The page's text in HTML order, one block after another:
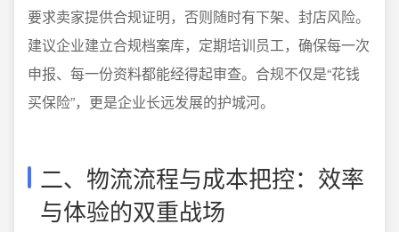
要求卖家提供合规证明，否则随时有下架、封店风险。
建议企业建立合规档案库，定期培训员工，确保每一次
申报、每一份资料都能经得起审查。合规不仅是“花钱
买保险”，更是企业长远发展的护城河。
二、物流流程与成本把控：效率
与体验的双重战场